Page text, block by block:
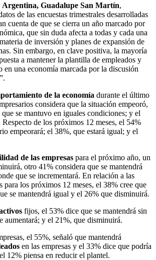
Argentina, Guadalupe San Martín,
de las encuestas trimestrales desarrolladas
cuenta de que se cierra un año marcado por
que sin duda afecta a todas y cada una
de inversión y planes de expansión de
Sin embargo, en clave positiva, la mayoría
a mantener la plantilla de empleados y
en una economía marcada por la discusión
de la economía durante el último
considera que la situación empeoró,
se mantuvo en iguales condiciones; y el
de los próximos 12 meses, el 54%
empeorará; el 38%, que estará igual; y el
de las empresas para el próximo año, un
otro 41% considera que se mantendrá
que se incrementará. En relación a las
para los próximos 12 meses, el 38% cree que
se mantendrá igual y el 26% que disminuirá.
fijos, el 53% dice que se mantendrá sin
aumentará; y el 21%, que disminuirá.
el 55%, señaló que mantendrá
en las empresas y el 33% dice que podría
12% piensa en reducir el plantel.